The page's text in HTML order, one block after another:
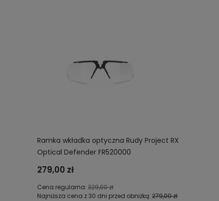
Ramka wkładka optyczna Rudy Project RX
Optical Defender FR520000
279,00 zł
Cena regularna: 329,00 zł
Najniższa cena z 30 dni przed obniżką: 279,00 zł